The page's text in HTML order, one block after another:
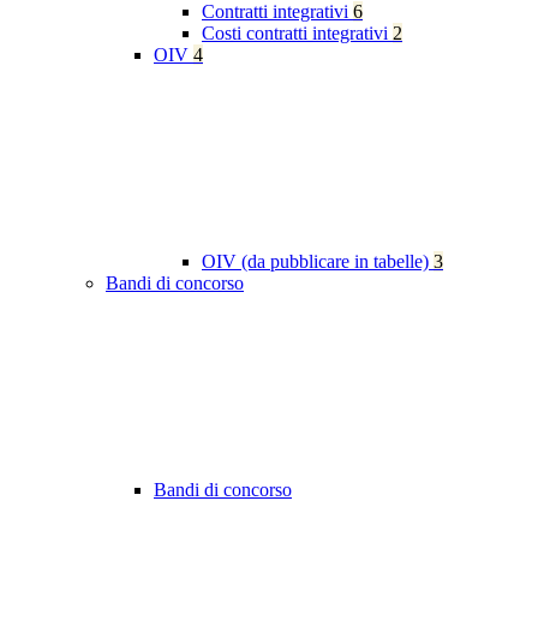
Contratti integrativi 6
Costi contratti integrativi 2
OIV 4
OIV (da pubblicare in tabelle) 3
Bandi di concorso
Bandi di concorso